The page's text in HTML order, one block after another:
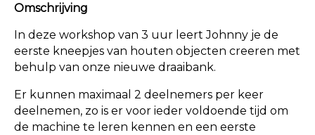
Omschrijving
In deze workshop van 3 uur leert Johnny je de
eerste kneepjes van houten objecten creeren met
behulp van onze nieuwe draaibank.
Er kunnen maximaal 2 deelnemers per keer
deelnemen, zo is er voor ieder voldoende tijd om
de machine te leren kennen en een eerste